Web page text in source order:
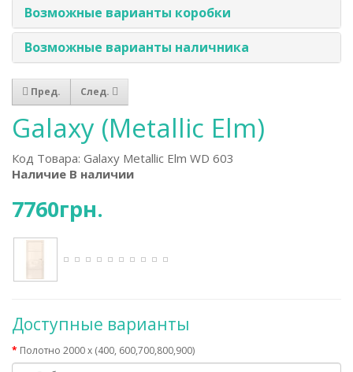
Возможные варианты коробки
Возможные варианты наличника
Пред. След.
Galaxy (Metallic Elm)
Код Товара: Galaxy Metallic Elm WD 603
Наличие В наличии
7760грн.
Доступные варианты
Полотно 2000 х (400, 600,700,800,900)